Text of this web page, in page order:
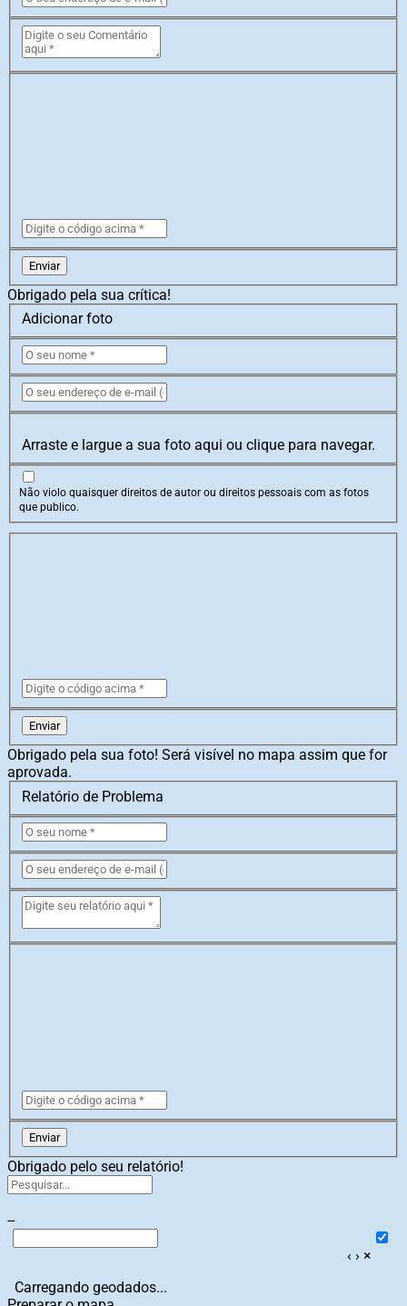
Enviar
Obrigado pela sua crítica!
Adicionar foto
Arraste e largue a sua foto aqui ou clique para navegar.
Não violo quaisquer direitos de autor ou direitos pessoais com as fotos
que publico.
Enviar
Obrigado pela sua foto! Será visível no mapa assim que for
aprovada.
Relatório de Problema
Enviar
Obrigado pelo seu relatório!
--
‹ › ×
Carregando geodados...